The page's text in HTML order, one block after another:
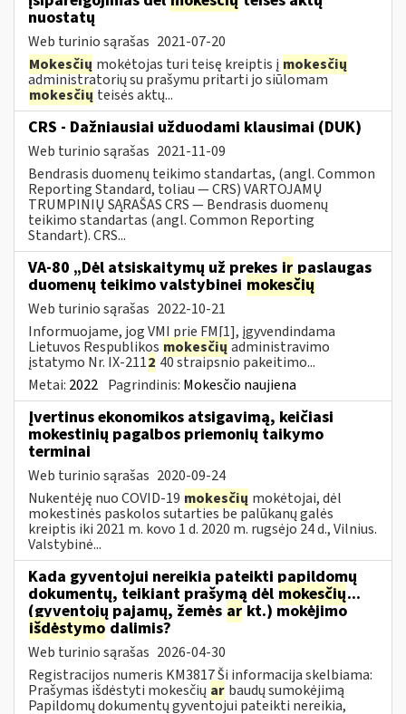
nuostatų
Web turinio sąrašas 2021-07-20
Mokesčių mokėtojas turi teisę kreiptis į mokesčių
administratorių su prašymu pritarti jo siūlomam
mokesčių teisės aktų...
CRS - Dažniausiai užduodami klausimai (DUK)
Web turinio sąrašas 2021-11-09
Bendrasis duomenų teikimo standartas, (angl. Common
Reporting Standard, toliau — CRS) VARTOJAMŲ
TRUMPINIŲ SĄRAŠAS CRS — Bendrasis duomenų
teikimo standartas (angl. Common Reporting
Standart). CRS...
VA-80 „Dėl atsiskaitymų už prekes ir paslaugas
duomenų teikimo valstybinei mokesčių
Web turinio sąrašas 2022-10-21
Informuojame, jog VMI prie FM[1], įgyvendindama
Lietuvos Respublikos mokesčių administravimo
įstatymo Nr. IX-2112 40 straipsnio pakeitimo...
Metai: 2022 Pagrindinis: Mokesčio naujiena
Įvertinus ekonomikos atsigavimą, keičiasi
mokestinių pagalbos priemonių taikymo
terminai
Web turinio sąrašas 2020-09-24
Nukentėję nuo COVID-19 mokesčių mokėtojai, dėl
mokestinės paskolos sutarties be palūkanų galės
kreiptis iki 2021 m. kovo 1 d. 2020 m. rugsėjo 24 d., Vilnius.
Valstybinė...
Kada gyventojui nereikia pateikti papildomų
dokumentų, teikiant prašymą dėl mokesčių...
(gyventojų pajamų, žemės ar kt.) mokėjimo
išdėstymo dalimis?
Web turinio sąrašas 2026-04-30
Registracijos numeris KM3817 Ši informacija skelbiama:
Prašymas išdėstyti mokesčių ar baudų sumokėjimą
Papildomų dokumentų gyventojui pateikti nereikia,